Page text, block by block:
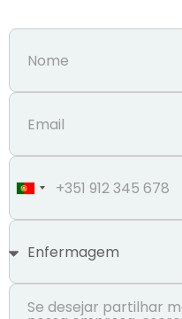
Portugal
+351